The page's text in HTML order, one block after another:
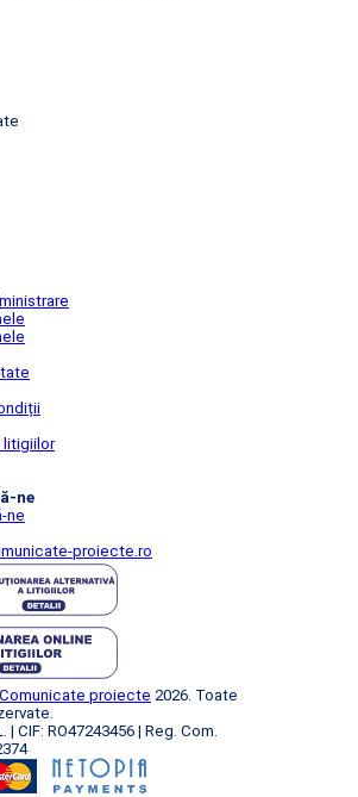
litigiilor
ne
ne
proiecte.ro
Comunicate proiecte 2026. Toate
| CIF: RO47243456 | Reg. Com.